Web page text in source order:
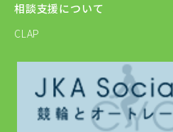
相談支援について
CLAP